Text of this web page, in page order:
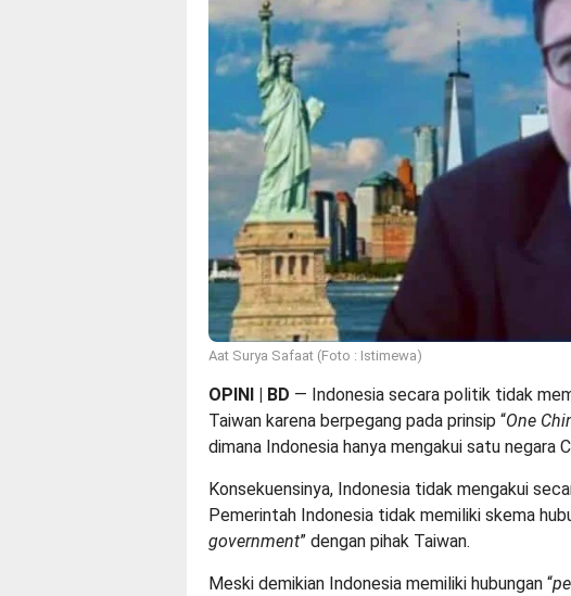
Aat Surya Safaat (Foto : Istimewa)
OPINI | BD — Indonesia secara politik tidak
Taiwan karena berpegang pada prinsip “One
dimana Indonesia hanya mengakui satu negara
Konsekuensinya, Indonesia tidak mengakui
Pemerintah Indonesia tidak memiliki skema
government” dengan pihak Taiwan.
Meski demikian Indonesia memiliki hubungan “